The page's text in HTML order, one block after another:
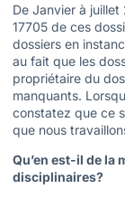
De Janvier à
17705 de ces
dossiers en
au fait que les
propriétaire du
manquants.
constatez que ce
que nous
Qu’en est-il de la
disciplinaires?